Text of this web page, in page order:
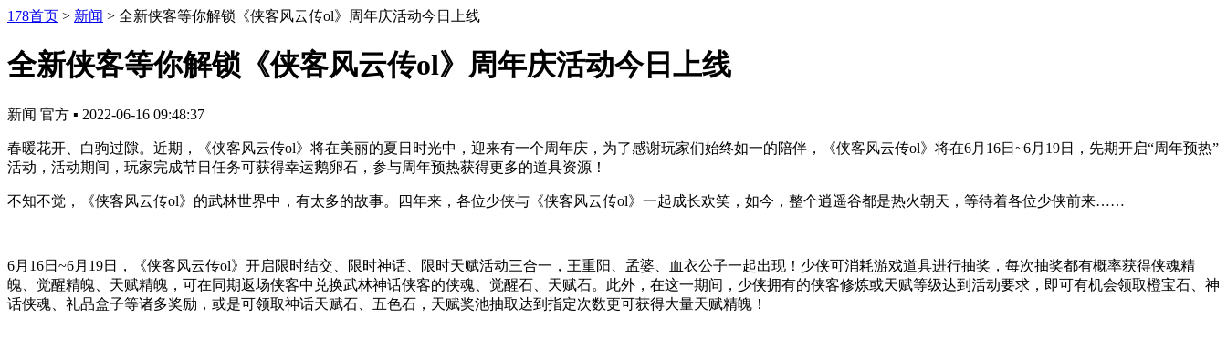
178首页 > 新闻 > 全新侠客等你解锁《侠客风云传ol》周年庆活动今日上线
全新侠客等你解锁《侠客风云传ol》周年庆活动今日上线
新闻 官方 ▪ 2022-06-16 09:48:37
春暖花开、白驹过隙。近期，《侠客风云传ol》将在美丽的夏日时光中，迎来有一个周年庆，为了感谢玩家们始终如一的陪伴，《侠客风云传ol》将在6月16日~6月19日，先期开启“周年预热”
活动，活动期间，玩家完成节日任务可获得幸运鹅卵石，参与周年预热获得更多的道具资源！
不知不觉，《侠客风云传ol》的武林世界中，有太多的故事。四年来，各位少侠与《侠客风云传ol》一起成长欢笑，如今，整个逍遥谷都是热火朝天，等待着各位少侠前来……
6月16日~6月19日，《侠客风云传ol》开启限时结交、限时神话、限时天赋活动三合一，王重阳、孟婆、血衣公子一起出现！少侠可消耗游戏道具进行抽奖，每次抽奖都有概率获得侠魂精
魄、觉醒精魄、天赋精魄，可在同期返场侠客中兑换武林神话侠客的侠魂、觉醒石、天赋石。此外，在这一期间，少侠拥有的侠客修炼或天赋等级达到活动要求，即可有机会领取橙宝石、神
话侠魂、礼品盒子等诸多奖励，或是可领取神话天赋石、五色石，天赋奖池抽取达到指定次数更可获得大量天赋精魄！